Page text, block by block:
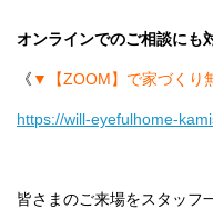
オンラインでのご相談にも
《 ▼【ZOOM】で家づくり
https://will-eyefulhome-
皆さまのご来場をスタッフ